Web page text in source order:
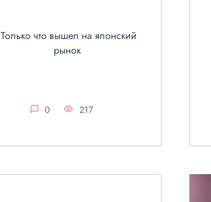
Только что вышел на японский
рынок
0 217